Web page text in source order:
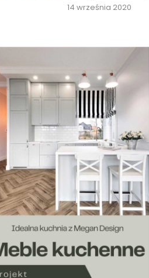
14 września 2020